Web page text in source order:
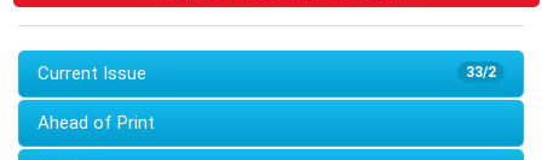
33/2
Current Issue
Ahead of Print